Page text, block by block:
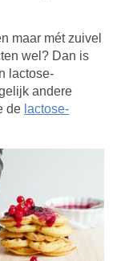
maar mét zuivel
wel? Dan is
lactose-
andere
de lactose-